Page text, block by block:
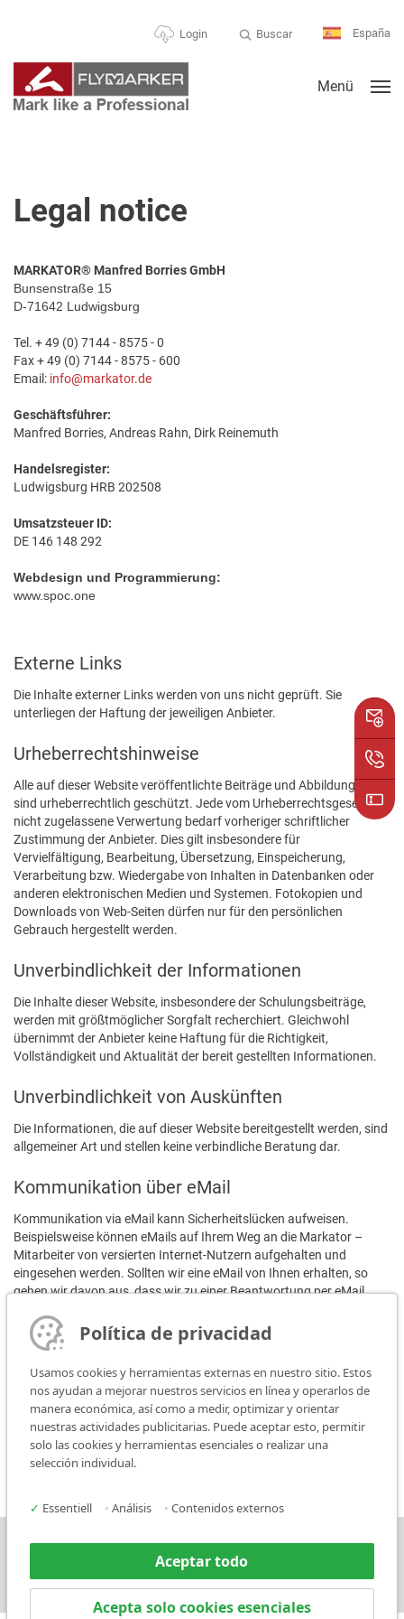
Login Buscar España
Menü
Legal notice
MARKATOR® Manfred Borries GmbH
Bunsenstraße 15
D-71642 Ludwigsburg
Tel. + 49 (0) 7144 - 8575 - 0
Fax + 49 (0) 7144 - 8575 - 600
Email: info@markator.de
Geschäftsführer:
Manfred Borries, Andreas Rahn, Dirk Reinemuth
Handelsregister:
Ludwigsburg HRB 202508
Umsatzsteuer ID:
DE 146 148 292
Webdesign und Programmierung:
www.spoc.one
Externe Links
Die Inhalte externer Links werden von uns nicht geprüft. Sie
unterliegen der Haftung der jeweiligen Anbieter.
Urheberrechtshinweise
Alle auf dieser Website veröffentlichte Beiträge und Abbildungen
sind urheberrechtlich geschützt. Jede vom Urheberrechtsgesetz
nicht zugelassene Verwertung bedarf vorheriger schriftlicher
Zustimmung der Anbieter. Dies gilt insbesondere für
Vervielfältigung, Bearbeitung, Übersetzung, Einspeicherung,
Verarbeitung bzw. Wiedergabe von Inhalten in Datenbanken oder
anderen elektronischen Medien und Systemen. Fotokopien und
Downloads von Web-Seiten dürfen nur für den persönlichen
Gebrauch hergestellt werden.
Unverbindlichkeit der Informationen
Die Inhalte dieser Website, insbesondere der Schulungsbeiträge,
werden mit größtmöglicher Sorgfalt recherchiert. Gleichwohl
übernimmt der Anbieter keine Haftung für die Richtigkeit,
Vollständigkeit und Aktualität der bereit gestellten Informationen.
Unverbindlichkeit von Auskünften
Die Informationen, die auf dieser Website bereitgestellt werden, sind
allgemeiner Art und stellen keine verbindliche Beratung dar.
Kommunikation über eMail
Kommunikation via eMail kann Sicherheitslücken aufweisen.
Beispielsweise können eMails auf Ihrem Weg an die Markator –
Mitarbeiter von versierten Internet-Nutzern aufgehalten und
eingesehen werden. Sollten wir eine eMail von Ihnen erhalten, so
gehen wir davon aus, dass wir zu einer Beantwortung per eMail
andere Art der Kommunikation verweisen. Eine Verschlüsselung der
Nachricht mit gängigen Verschlüsselungsstandards (z.B. PGP)
Bildernachweis:
Ländericons:
Icons made byFreepikfromwww.flaticon.com
Prensa Contacto
Política de privacidad
Usamos cookies y herramientas externas en nuestro sitio. Estos
nos ayudan a mejorar nuestros servicios en línea y operarlos de
manera económica, así como a medir, optimizar y orientar
nuestras actividades publicitarias. Puede aceptar esto, permitir
solo las cookies y herramientas esenciales o realizar una
selección individual.
✓ Essentiell • Análisis • Contenidos externos
Aceptar todo
Acepta solo cookies esenciales